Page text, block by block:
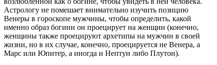
Астрологу не помешает внимательно изучить позицию
Венеры в гороскопе мужчины, чтобы определить, какой
именно образ богини он проецирует на женщин (конечно,
женщины также проецируют архетипы на мужчин в своей
жизни, но в их случае, конечно, проецируется не Венера, а
Марс или Юпитер, а иногда и Нептун либо Плутон).